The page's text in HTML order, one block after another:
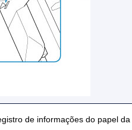
de informações do papel da